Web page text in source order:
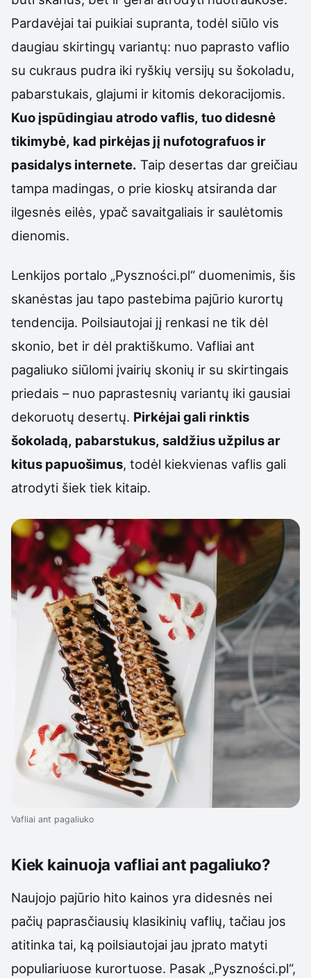
Pardavėjai tai puikiai supranta, todėl siūlo vis
daugiau skirtingų variantų: nuo paprasto vaflio
su cukraus pudra iki ryškių versijų su šokoladu,
pabarstukais, glajumi ir kitomis dekoracijomis.
Kuo įspūdingiau atrodo vaflis, tuo didesnė
tikimybė, kad pirkėjas jį nufotografuos ir
pasidalys internete. Taip desertas dar greičiau
tampa madingas, o prie kioskų atsiranda dar
ilgesnės eilės, ypač savaitgaliais ir saulėtomis
dienomis.
Lenkijos portalo „Pyszności.pl“ duomenimis, šis
skanėstas jau tapo pastebima pajūrio kurortų
tendencija. Poilsiautojai jį renkasi ne tik dėl
skonio, bet ir dėl praktiškumo. Vafliai ant
pagaliuko siūlomi įvairių skonių ir su skirtingais
priedais – nuo paprastesnių variantų iki gausiai
dekoruotų desertų. Pirkėjai gali rinktis
šokoladą, pabarstukus, saldžius užpilus ar
kitus papuošimus, todėl kiekvienas vaflis gali
atrodyti šiek tiek kitaip.
Vafliai ant pagaliuko
Kiek kainuoja vafliai ant pagaliuko?
Naujojo pajūrio hito kainos yra didesnės nei
pačių paprasčiausių klasikinių vaflių, tačiau jos
atitinka tai, ką poilsiautojai jau įprato matyti
populiariuose kurortuose. Pasak „Pyszności.pl“,